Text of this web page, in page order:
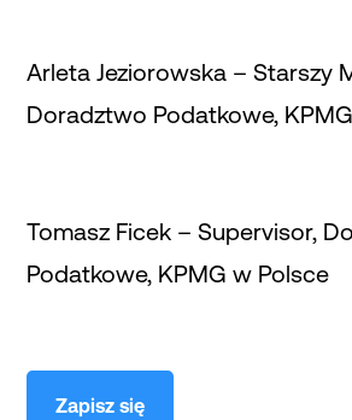
Arleta Jeziorowska – Starszy
Doradztwo Podatkowe,
Tomasz Ficek – Supervisor,
Podatkowe, KPMG w Polsce
Zapisz się